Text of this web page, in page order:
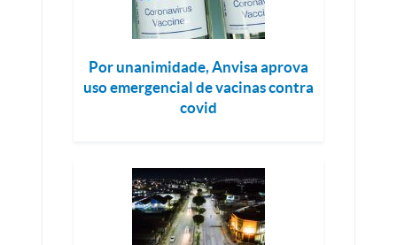
Por unanimidade, Anvisa aprova
uso emergencial de vacinas contra
covid